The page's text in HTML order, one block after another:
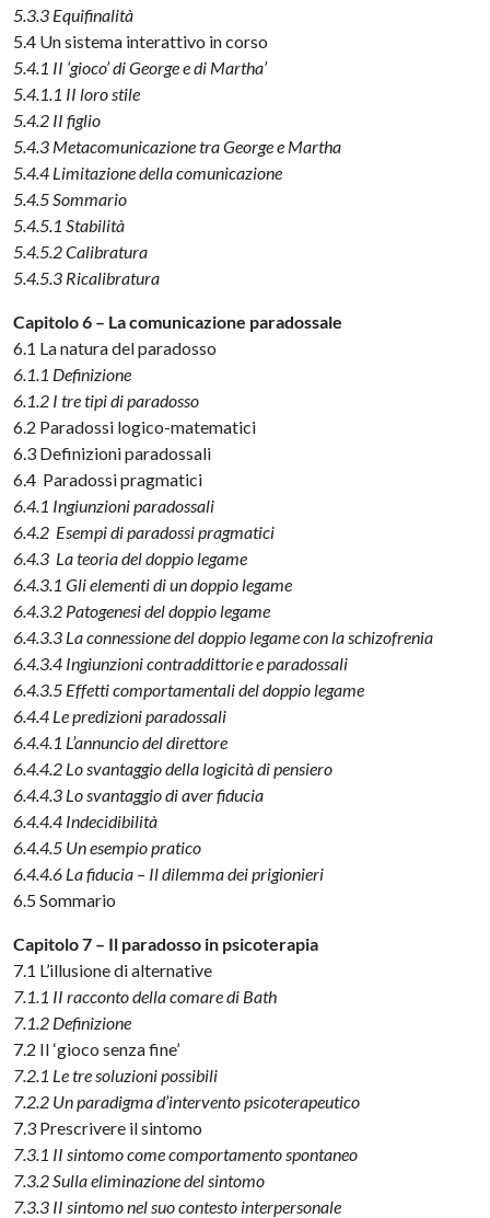
5.3.3 Equifinalità
5.4 Un sistema interattivo in corso
5.4.1 II ‘gioco’ di George e di Martha’
5.4.1.1 II loro stile
5.4.2 II figlio
5.4.3 Metacomunicazione tra George e Martha
5.4.4 Limitazione della comunicazione
5.4.5 Sommario
5.4.5.1 Stabilità
5.4.5.2 Calibratura
5.4.5.3 Ricalibratura
Capitolo 6 – La comunicazione paradossale
6.1 La natura del paradosso
6.1.1 Definizione
6.1.2 I tre tipi di paradosso
6.2 Paradossi logico-matematici
6.3 Definizioni paradossali
6.4 Paradossi pragmatici
6.4.1 Ingiunzioni paradossali
6.4.2 Esempi di paradossi pragmatici
6.4.3 La teoria del doppio legame
6.4.3.1 Gli elementi di un doppio legame
6.4.3.2 Patogenesi del doppio legame
6.4.3.3 La connessione del doppio legame con la schizofrenia
6.4.3.4 Ingiunzioni contraddittorie e paradossali
6.4.3.5 Effetti comportamentali del doppio legame
6.4.4 Le predizioni paradossali
6.4.4.1 L’annuncio del direttore
6.4.4.2 Lo svantaggio della logicità di pensiero
6.4.4.3 Lo svantaggio di aver fiducia
6.4.4.4 Indecidibilità
6.4.4.5 Un esempio pratico
6.4.4.6 La fiducia – Il dilemma dei prigionieri
6.5 Sommario
Capitolo 7 – Il paradosso in psicoterapia
7.1 L’illusione di alternative
7.1.1 II racconto della comare di Bath
7.1.2 Definizione
7.2 II ‘gioco senza fine’
7.2.1 Le tre soluzioni possibili
7.2.2 Un paradigma d’intervento psicoterapeutico
7.3 Prescrivere il sintomo
7.3.1 II sintomo come comportamento spontaneo
7.3.2 Sulla eliminazione del sintomo
7.3.3 II sintomo nel suo contesto interpersonale